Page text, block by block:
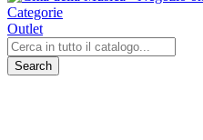
Categorie
Outlet
Search